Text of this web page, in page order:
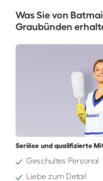
Was Sie von
Graubünden
Seriöse und qualifizierte
Geschultes Personal
Liebe zum Detail